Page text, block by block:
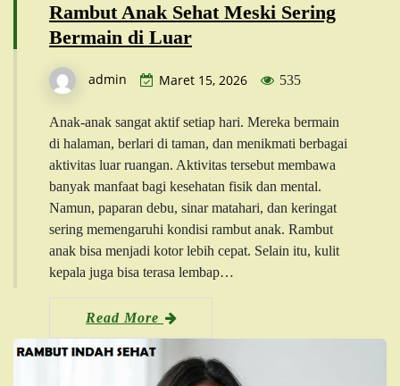
Rambut Anak Sehat Meski Sering
Bermain di Luar
admin Maret 15, 2026 535
Anak-anak sangat aktif setiap hari. Mereka bermain
di halaman, berlari di taman, dan menikmati berbagai
aktivitas luar ruangan. Aktivitas tersebut membawa
banyak manfaat bagi kesehatan fisik dan mental.
Namun, paparan debu, sinar matahari, dan keringat
sering memengaruhi kondisi rambut anak. Rambut
anak bisa menjadi kotor lebih cepat. Selain itu, kulit
kepala juga bisa terasa lembap…
Read More